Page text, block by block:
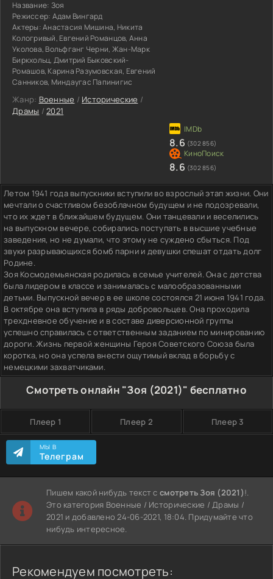
Название: Зоя
Режиссер: Адам Вингард
Актеры:Анастасия Мишина, Никита
Кологривый, Евгений Романцов, Анна
Уколова, Вольфганг Черни, Жан-Марк
Биркхольц, Дмитрий Быковский-
Ромашов, Карина Разумовская, Евгений
Санников, Миндаугас Папинигис
Жанр: Военные / Исторические /
Драмы /2021
8.6 (302 856)
8.6 (302 856)
Летом 1941 года выпускники вступили во взрослый этап жизни. Они
мечтали о счастливом безоблачном будущем и не подозревали,
что их ждет в ближайшем будущем. Они танцевали и веселились
на выпускном вечере, собирались поступать в высшие учебные
заведения, но не думали, что этому не суждено сбыться. Под
звуки разрывающихся бомб парни и девушки спешат отдать долг
Родине.
Зоя Космодемьянская родилась в семье учителей. Она с детства
была лидером в классе и занималась с малообразованными
детьми. Выпускной вечер в ее школе состоялся 21 июня 1941 года.
В октябре она вступила в ряды добровольцев. Она проходила
трехдневное обучение и в составе диверсионной группы
успешно справилась с ответственным заданием по минированию
дороги. Жизнь первой женщины Героя Советского Союза была
коротка, но она успела внести ощутимый вклад в борьбу с
немецкими захватчиками.
Смотреть онлайн "Зоя (2021)" бесплатно
Плеер 1 Плеер 2 Плеер 3
МЫ В
Телеграм
Пишем какой нибудь текст ссмотреть Зоя (2021)!.
Это категория Военные / Исторические / Драмы /
2021 и добавлено 24-06-2021, 18:04. Придумайте что
нибудь интересное.
Рекомендуем посмотреть: